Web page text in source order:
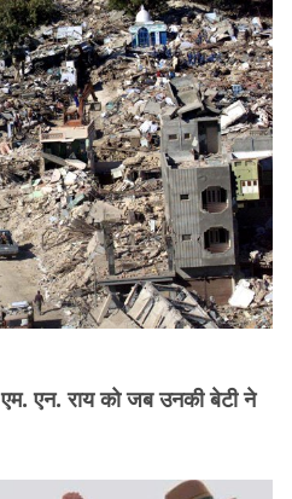
एन. राय को जब उनकी बेटी ने